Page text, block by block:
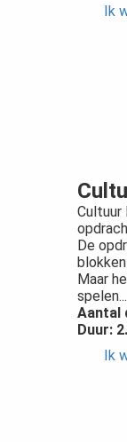
Ik
Cultuur
De
Maar
Aantal
Duur:
Ik